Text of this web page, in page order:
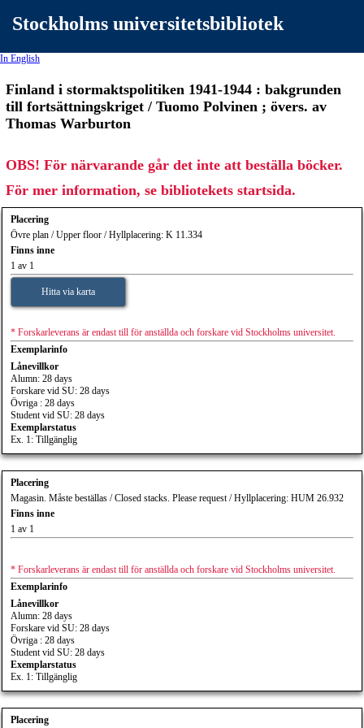
Stockholms universitetsbibliotek
In English
Finland i stormaktspolitiken 1941-1944 : bakgrunden
till fortsättningskriget / Tuomo Polvinen ; övers. av
Thomas Warburton
OBS! För närvarande går det inte att beställa böcker.
För mer information, se bibliotekets startsida.
Placering
Övre plan / Upper floor / Hyllplacering: K 11.334
Finns inne
1 av 1
Hitta via karta
* Forskarleverans är endast till för anställda och forskare vid Stockholms universitet.
Exemplarinfo
Lånevillkor
Alumn: 28 days
Forskare vid SU: 28 days
Övriga : 28 days
Student vid SU: 28 days
Exemplarstatus
Ex. 1: Tillgänglig
Placering
Magasin. Måste beställas / Closed stacks. Please request / Hyllplacering: HUM 26.932
Finns inne
1 av 1
* Forskarleverans är endast till för anställda och forskare vid Stockholms universitet.
Exemplarinfo
Lånevillkor
Alumn: 28 days
Forskare vid SU: 28 days
Övriga : 28 days
Student vid SU: 28 days
Exemplarstatus
Ex. 1: Tillgänglig
Placering